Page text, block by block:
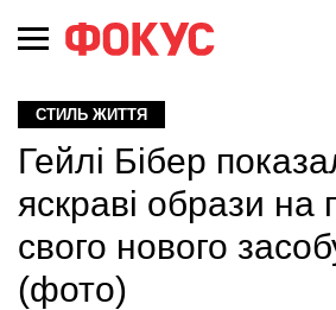
СТИЛЬ ЖИТТЯ
Гейлі Бібер
яскраві образи на
свого нового
(фото)